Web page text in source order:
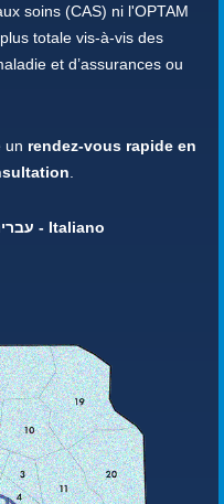
soins (CAS) ni l'OPTAM
totale vis-à-vis des
et d’assurances ou
un rendez-vous rapide en
Français - English - עברית - Italiano